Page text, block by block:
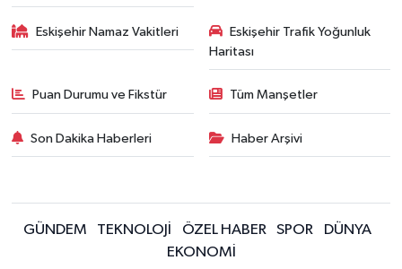
Eskişehir Namaz Vakitleri
Eskişehir Trafik Yoğunluk
Haritası
Puan Durumu ve Fikstür Tüm Manşetler
Son Dakika Haberleri Haber Arşivi
GÜNDEM TEKNOLOJİ ÖZEL HABER SPOR
DÜNYA
EKONOMİ